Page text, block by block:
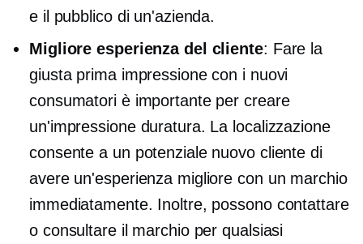
e il pubblico di un'azienda.
Migliore esperienza del cliente: Fare la
giusta prima impressione con i nuovi
consumatori è importante per creare
un'impressione duratura. La localizzazione
consente a un potenziale nuovo cliente di
avere un'esperienza migliore con un marchio
immediatamente. Inoltre, possono contattare
o consultare il marchio per qualsiasi